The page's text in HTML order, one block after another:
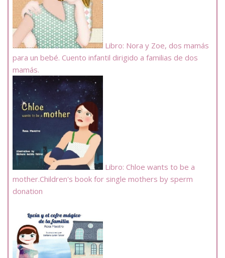
Libro: Nora y Zoe, dos mamás
para un bebé. Cuento infantil dirigido a familias de dos
mamás.
Libro: Chloe wants to be a
mother.Children's book for single mothers by sperm
donation